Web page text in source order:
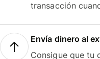
transacción
Envía dinero al
Consigue que tu